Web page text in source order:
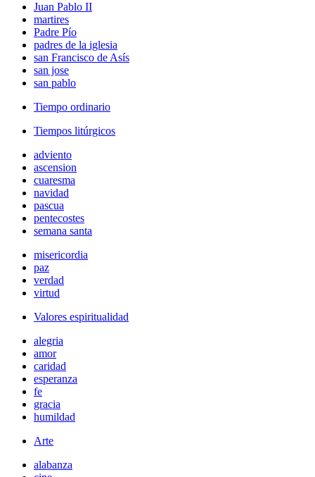
Juan Pablo II
martires
Padre Pío
padres de la iglesia
san Francisco de Asís
san jose
san pablo
Tiempo ordinario
Tiempos litúrgicos
adviento
ascension
cuaresma
navidad
pascua
pentecostes
semana santa
misericordia
paz
verdad
virtud
Valores espiritualidad
alegria
amor
caridad
esperanza
fe
gracia
humildad
Arte
alabanza